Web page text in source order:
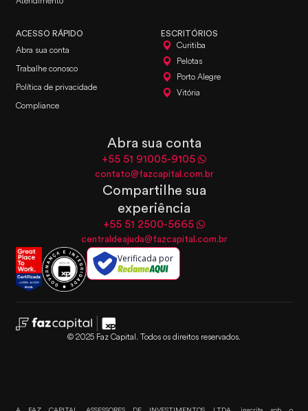
ACESSO RÁPIDO
Abra sua conta
Trabalhe conosco
Política de privacidade
Compliance
ESCRITÓRIOS
Curitiba
Pelotas
Porto Alegre
Vitória
Abra sua conta
+55 51 91005-9105
contato@fazcapital.com.br
Compartilhe sua
experiência
+55 51 2500-5665
centraldeajuda@fazcapital.com.br
Verificada por
© 2025 Faz Capital. Todos os direitos reservados.